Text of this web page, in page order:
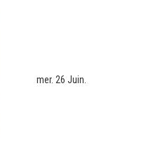
mer. 26 Juin.